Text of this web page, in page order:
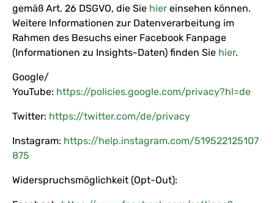
gemäß Art. 26 DSGVO, die Sie hier einsehen können.
Weitere Informationen zur Datenverarbeitung im
Rahmen des Besuchs einer Facebook Fanpage
(Informationen zu Insights-Daten) finden Sie hier.
Google/
YouTube: https://policies.google.com/privacy?hl=de
Twitter: https://twitter.com/de/privacy
Instagram: https://help.instagram.com/519522125107
875
Widerspruchsmöglichkeit (Opt-Out):